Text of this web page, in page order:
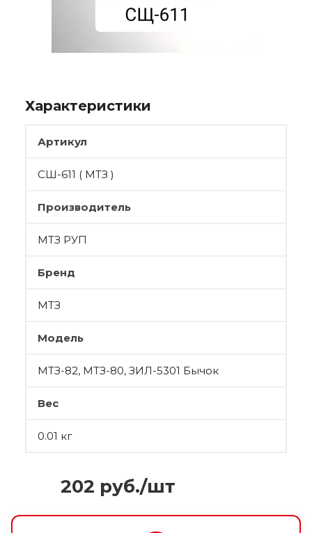
Характеристики
Артикул
СШ-611 ( МТЗ )
Производитель
МТЗ РУП
Бренд
МТЗ
Модель
МТЗ-82, МТЗ-80, ЗИЛ-5301 Бычок
Вес
0.01 кг
202 руб./шт